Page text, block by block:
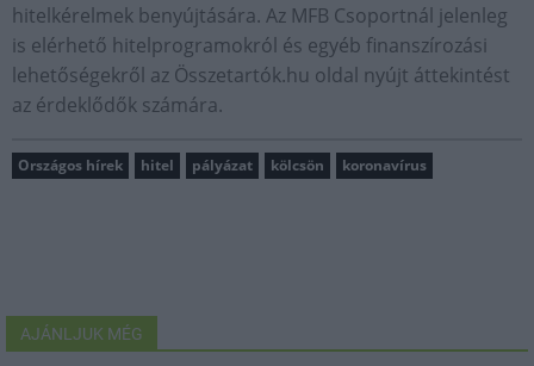
hitelkérelmek benyújtására. Az MFB Csoportnál jelenleg
is elérhető hitelprogramokról és egyéb finanszírozási
lehetőségekről az Összetartók.hu oldal nyújt áttekintést
az érdeklődők számára.
Országos hírek hitel pályázat kölcsön koronavírus
AJÁNLJUK MÉG